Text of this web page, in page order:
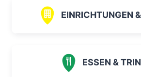
EINRICHTUNGEN
ESSEN &